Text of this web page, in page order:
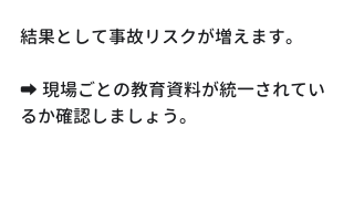
結果として事故リスクが増えます。
➡ 現場ごとの教育資料が統一されてい
るか確認しましょう。